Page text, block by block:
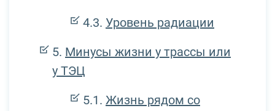
Уровень радиации
Минусы жизни у трассы или
у ТЭЦ
Жизнь рядом со